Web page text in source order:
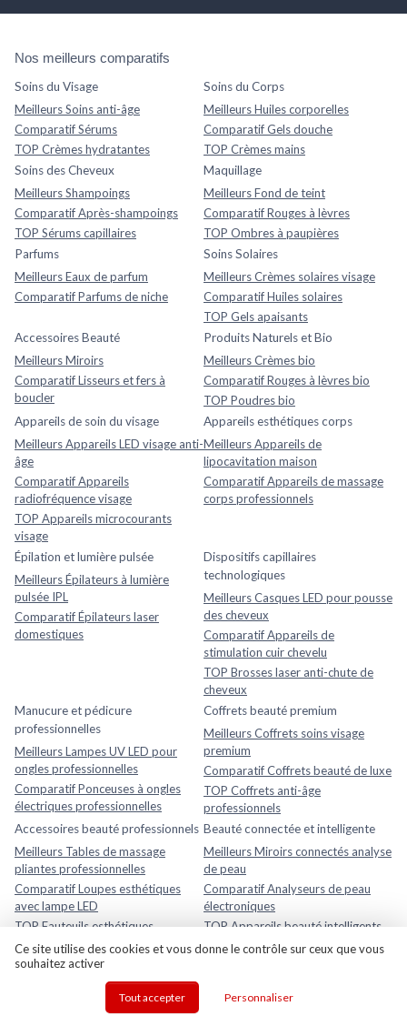
Nos meilleurs comparatifs
Soins du Visage
Meilleurs Soins anti-âge
Comparatif Sérums
TOP Crèmes hydratantes
Soins du Corps
Meilleurs Huiles corporelles
Comparatif Gels douche
TOP Crèmes mains
Soins des Cheveux
Meilleurs Shampoings
Comparatif Après-shampoings
TOP Sérums capillaires
Maquillage
Meilleurs Fond de teint
Comparatif Rouges à lèvres
TOP Ombres à paupières
Parfums
Meilleurs Eaux de parfum
Comparatif Parfums de niche
Soins Solaires
Meilleurs Crèmes solaires visage
Comparatif Huiles solaires
TOP Gels apaisants
Accessoires Beauté
Meilleurs Miroirs
Comparatif Lisseurs et fers à
boucler
Produits Naturels et Bio
Meilleurs Crèmes bio
Comparatif Rouges à lèvres bio
TOP Poudres bio
Appareils de soin du visage
Meilleurs Appareils LED visage anti-
âge
Comparatif Appareils
radiofréquence visage
TOP Appareils microcourants
visage
Appareils esthétiques corps
Meilleurs Appareils de
lipocavitation maison
Comparatif Appareils de massage
corps professionnels
Épilation et lumière pulsée
Meilleurs Épilateurs à lumière
pulsée IPL
Comparatif Épilateurs laser
domestiques
Dispositifs capillaires
technologiques
Meilleurs Casques LED pour pousse
des cheveux
Comparatif Appareils de
stimulation cuir chevelu
TOP Brosses laser anti-chute de
cheveux
Manucure et pédicure
professionnelles
Meilleurs Lampes UV LED pour
ongles professionnelles
Comparatif Ponceuses à ongles
électriques professionnelles
Coffrets beauté premium
Meilleurs Coffrets soins visage
premium
Comparatif Coffrets beauté de luxe
TOP Coffrets anti-âge
professionnels
Accessoires beauté professionnels
Meilleurs Tables de massage
pliantes professionnelles
Comparatif Loupes esthétiques
avec lampe LED
TOP Fauteuils esthétiques
réglables
Beauté connectée et intelligente
Meilleurs Miroirs connectés analyse
de peau
Comparatif Analyseurs de peau
électroniques
TOP Appareils beauté intelligents
avec application mobile
Rasage et soins homme
Meilleurs Après-rasages
Ce site utilise des cookies et vous donne le contrôle sur ceux que vous
souhaitez activer
Tout accepter Personnaliser